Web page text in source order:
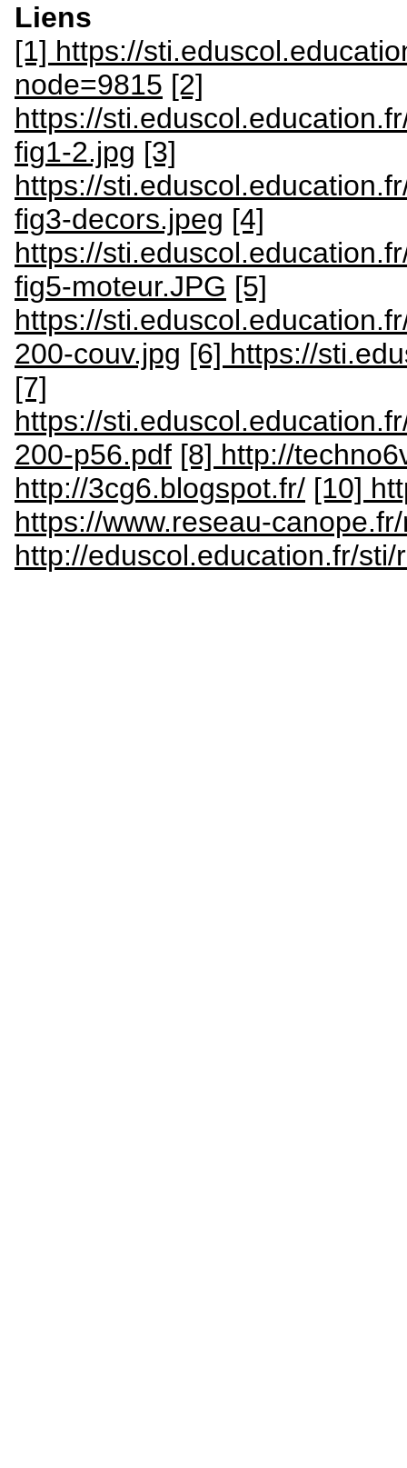
Liens
[1] https://
node=9815 [2]
https://
fig1-2.jpg [3]
https://
fig3-decors.jpeg [4]
https://
fig5-moteur.JPG [5]
https://
200-couv.jpg [6] https://
[7]
https://
200-p56.pdf [8] http://
http://3cg6.blogspot.fr/ [10]
https://www.reseau-
http://eduscol.education.fr/